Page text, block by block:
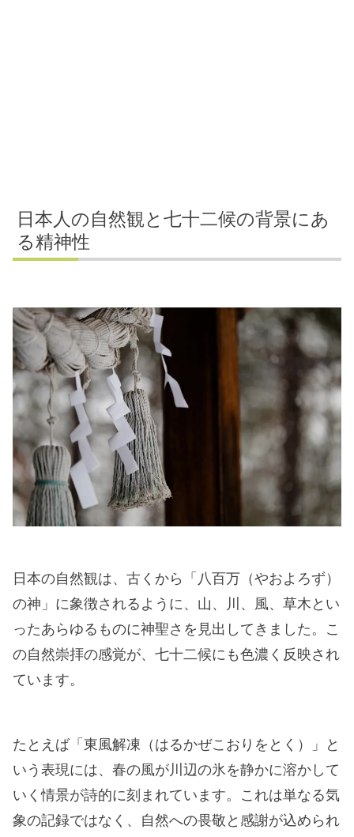
日本人の自然観と七十二候の背景にあ
る精神性
日本の自然観は、古くから「八百万（やおよろず）
の神」に象徴されるように、山、川、風、草木とい
ったあらゆるものに神聖さを見出してきました。こ
の自然崇拝の感覚が、七十二候にも色濃く反映され
ています。
たとえば「東風解凍（はるかぜこおりをとく）」と
いう表現には、春の風が川辺の氷を静かに溶かして
いく情景が詩的に刻まれています。これは単なる気
象の記録ではなく、自然への畏敬と感謝が込められ